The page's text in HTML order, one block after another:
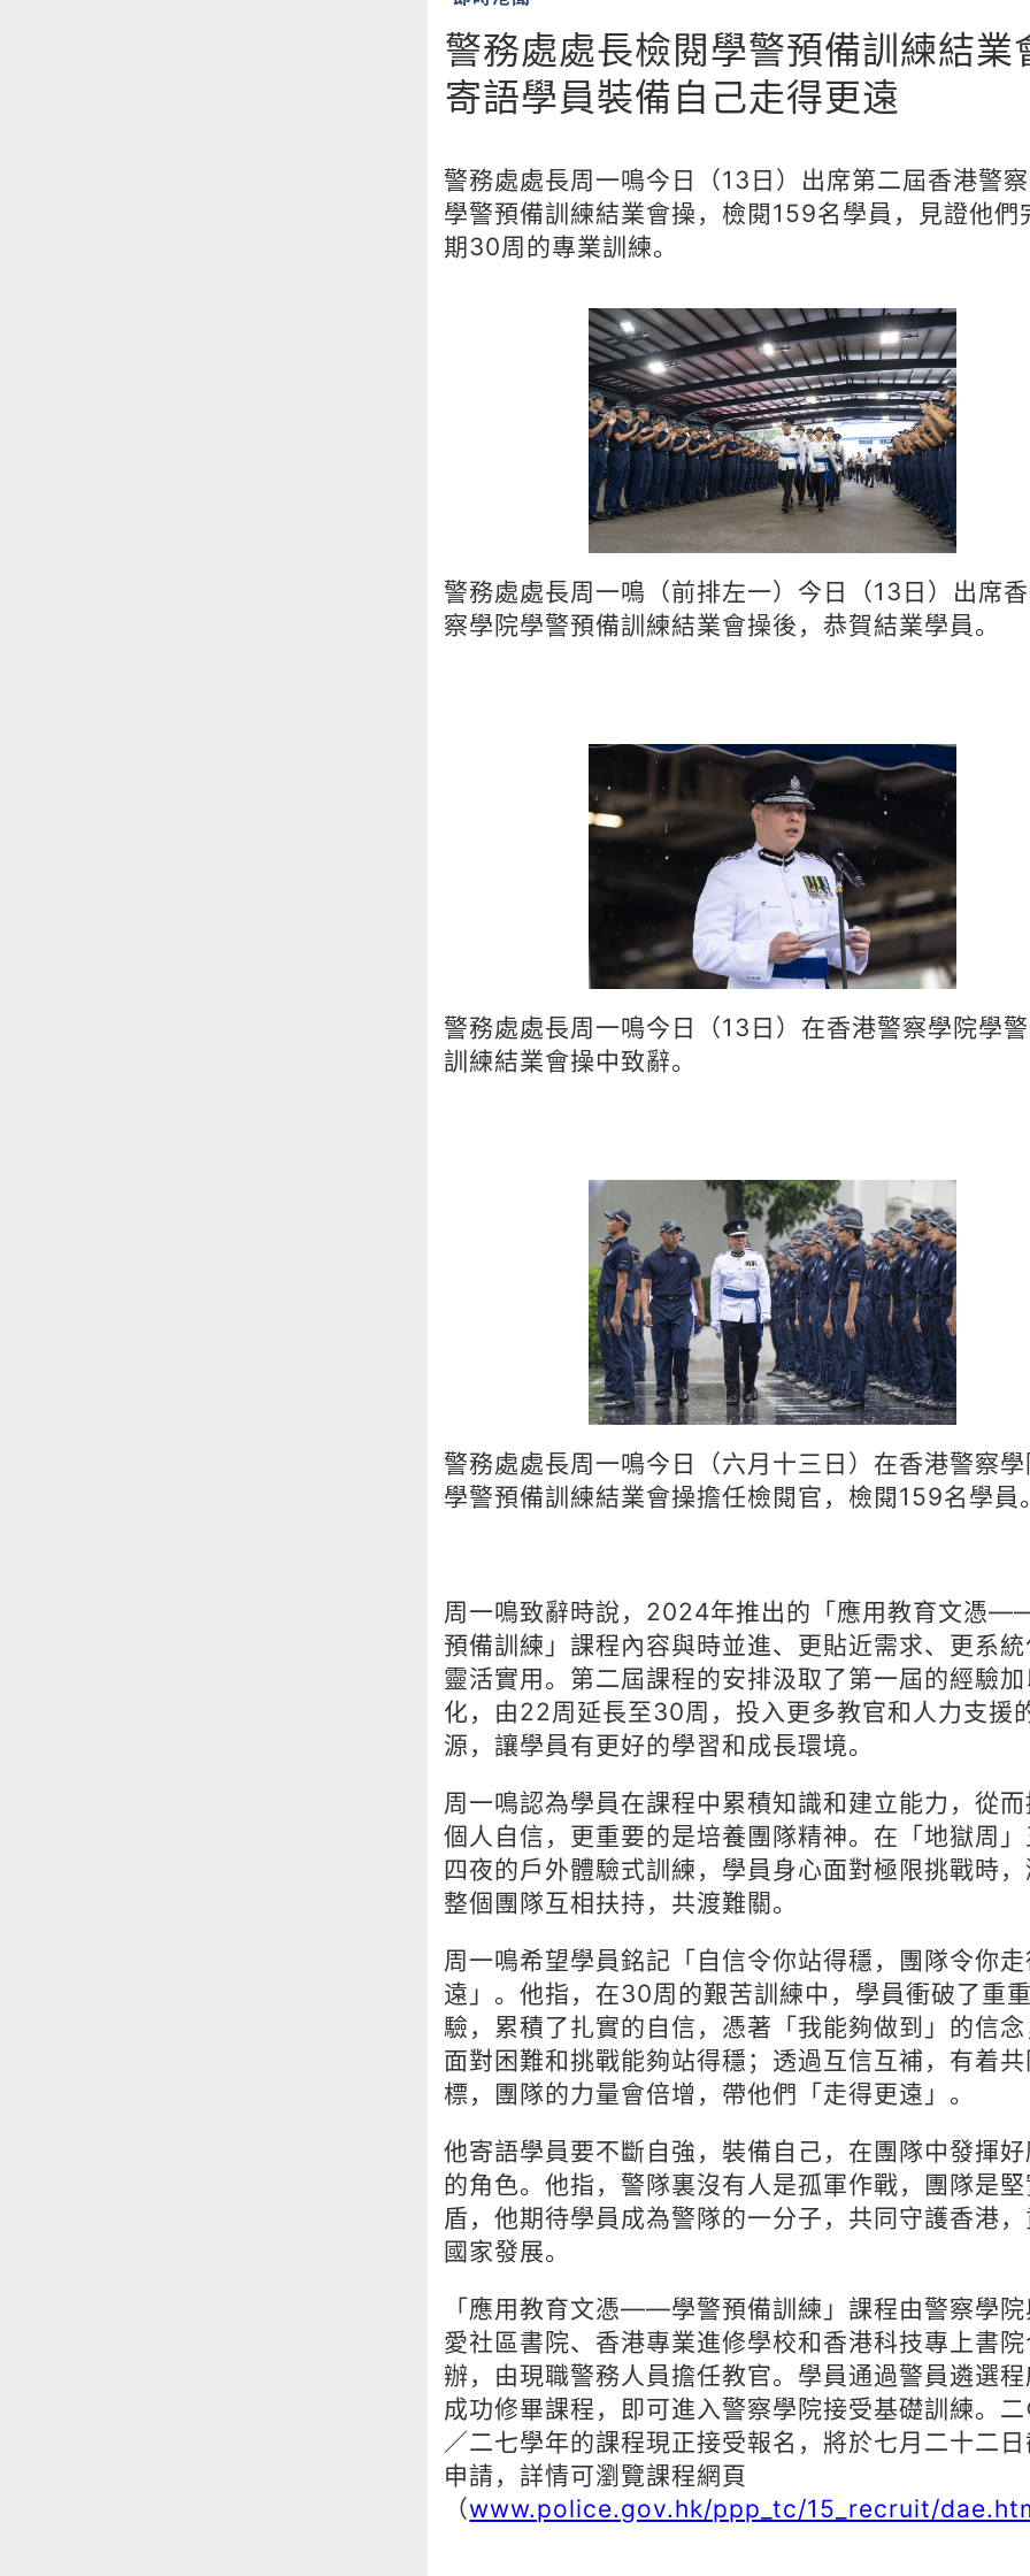
警務處處長檢閱學警預備訓練結業
寄語學員裝備自己走得更遠
警務處處長周一鳴今日（13日）出席第二屆香港警
學警預備訓練結業會操，檢閱159名學員，見證他們
期30周的專業訓練。
警務處處長周一鳴（前排左一）今日（13日）出席
察學院學警預備訓練結業會操後，恭賀結業學員。
警務處處長周一鳴今日（13日）在香港警察學院學
訓練結業會操中致辭。
警務處處長周一鳴今日（六月十三日）在香港警察
學警預備訓練結業會操擔任檢閱官，檢閱159名學員
周一鳴致辭時說，2024年推出的「應用教育文憑
預備訓練」課程內容與時並進、更貼近需求、更系
靈活實用。第二屆課程的安排汲取了第一屆的經驗
化，由22周延長至30周，投入更多教官和人力支援
源，讓學員有更好的學習和成長環境。
周一鳴認為學員在課程中累積知識和建立能力，從
個人自信，更重要的是培養團隊精神。在「地獄周
四夜的戶外體驗式訓練，學員身心面對極限挑戰時
整個團隊互相扶持，共渡難關。
周一鳴希望學員銘記「自信令你站得穩，團隊令你
遠」。他指，在30周的艱苦訓練中，學員衝破了重
驗，累積了扎實的自信，憑著「我能夠做到」的信
面對困難和挑戰能夠站得穩；透過互信互補，有着
標，團隊的力量會倍增，帶他們「走得更遠」。
他寄語學員要不斷自強，裝備自己，在團隊中發揮
的角色。他指，警隊裏沒有人是孤軍作戰，團隊是
盾，他期待學員成為警隊的一分子，共同守護香港
國家發展。
「應用教育文憑——學警預備訓練」課程由警察學
愛社區書院、香港專業進修學校和香港科技專上書
辦，由現職警務人員擔任教官。學員通過警員遴選
成功修畢課程，即可進入警察學院接受基礎訓練。
／二七學年的課程現正接受報名，將於七月二十二
申請，詳情可瀏覽課程網頁
（www.police.gov.hk/ppp_tc/15_recruit/